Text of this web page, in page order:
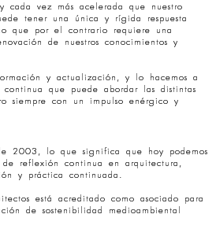
cada vez más acelerada que nuestro
tener una única y rígida respuesta
que por el contrario requiere una
de nuestros conocimientos y
y actualización, y lo hacemos a
que puede abordar las distintas
siempre con un impulso enérgico y
2003, lo que significa que hoy podemos
reflexión continua en arquitectura,
y práctica continuada.
está acreditado como asociado para
de sostenibilidad medioambiental